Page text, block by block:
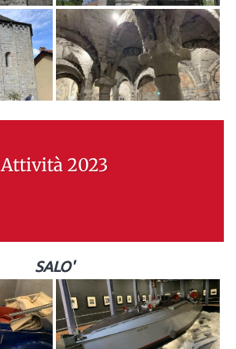
Attività 2023
SALO'